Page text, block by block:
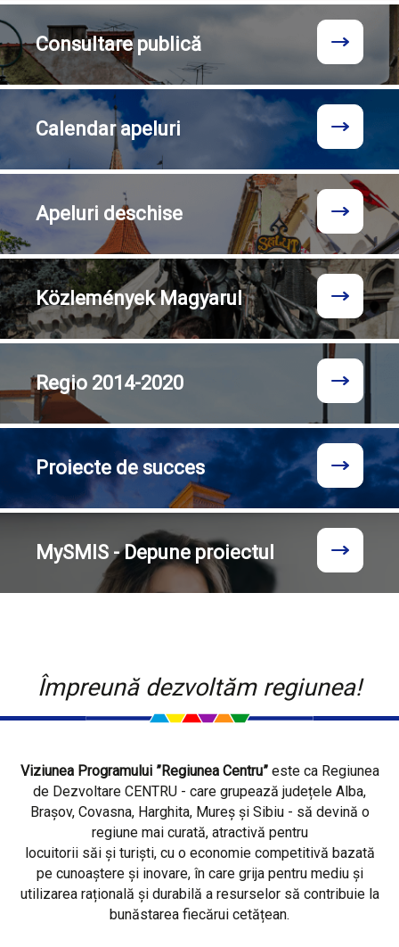
Consultarepublică
Calendarapeluri
Apeluri deschise
KözleményekMagyarul
Regio 2014-2020
Proiecte de succes
MySMIS - Depune proiectul
Împreună dezvoltăm regiunea!
Viziunea Programului ”Regiunea Centru”este ca Regiunea
de Dezvoltare CENTRU - care grupează județele Alba,
Brașov, Covasna, Harghita, Mureș și Sibiu - să devină o
regiune mai curată, atractivă pentru
locuitorii săi și turiști, cu o economie competitivă bazată
pe cunoaștere și inovare, în care grija pentru mediu și
utilizarea rațională și durabilă a resurselor să contribuie la
bunăstarea fiecărui cetățean.